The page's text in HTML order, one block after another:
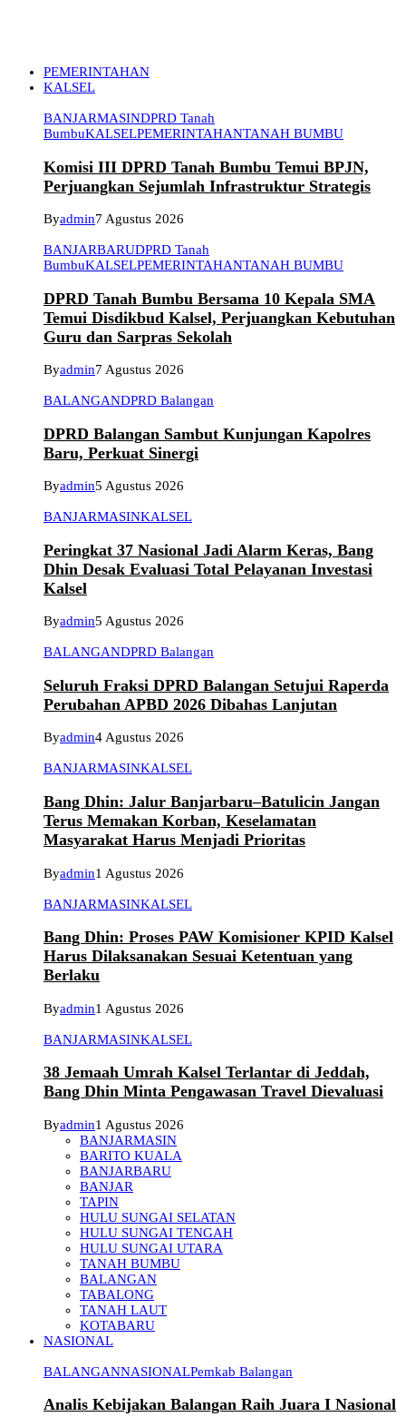
PEMERINTAHAN
KALSEL
BANJARMASINDPRD Tanah
BumbuKALSELPEMERINTAHANTANAH BUMBU
Komisi III DPRD Tanah Bumbu Temui BPJN,
Perjuangkan Sejumlah Infrastruktur Strategis
Byadmin7 Agustus 2026
BANJARBARUDPRD Tanah
BumbuKALSELPEMERINTAHANTANAH BUMBU
DPRD Tanah Bumbu Bersama 10 Kepala SMA
Temui Disdikbud Kalsel, Perjuangkan Kebutuhan
Guru dan Sarpras Sekolah
Byadmin7 Agustus 2026
BALANGANDPRD Balangan
DPRD Balangan Sambut Kunjungan Kapolres
Baru, Perkuat Sinergi
Byadmin5 Agustus 2026
BANJARMASINKALSEL
Peringkat 37 Nasional Jadi Alarm Keras, Bang
Dhin Desak Evaluasi Total Pelayanan Investasi
Kalsel
Byadmin5 Agustus 2026
BALANGANDPRD Balangan
Seluruh Fraksi DPRD Balangan Setujui Raperda
Perubahan APBD 2026 Dibahas Lanjutan
Byadmin4 Agustus 2026
BANJARMASINKALSEL
Bang Dhin: Jalur Banjarbaru–Batulicin Jangan
Terus Memakan Korban, Keselamatan
Masyarakat Harus Menjadi Prioritas
Byadmin1 Agustus 2026
BANJARMASINKALSEL
Bang Dhin: Proses PAW Komisioner KPID Kalsel
Harus Dilaksanakan Sesuai Ketentuan yang
Berlaku
Byadmin1 Agustus 2026
BANJARMASINKALSEL
38 Jemaah Umrah Kalsel Terlantar di Jeddah,
Bang Dhin Minta Pengawasan Travel Dievaluasi
Byadmin1 Agustus 2026
BANJARMASIN
BARITO KUALA
BANJARBARU
BANJAR
TAPIN
HULU SUNGAI SELATAN
HULU SUNGAI TENGAH
HULU SUNGAI UTARA
TANAH BUMBU
BALANGAN
TABALONG
TANAH LAUT
KOTABARU
NASIONAL
BALANGANNASIONALPemkab Balangan
Analis Kebijakan Balangan Raih Juara I Nasional